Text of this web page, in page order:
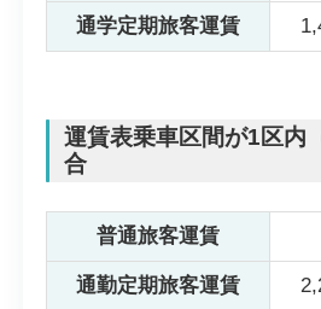
通学定期旅客運賃
運賃表乗車区間が1区内
合
普通旅客運賃
通勤定期旅客運賃